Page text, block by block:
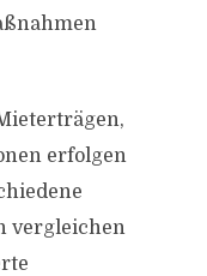
erfolgen
vergleichen